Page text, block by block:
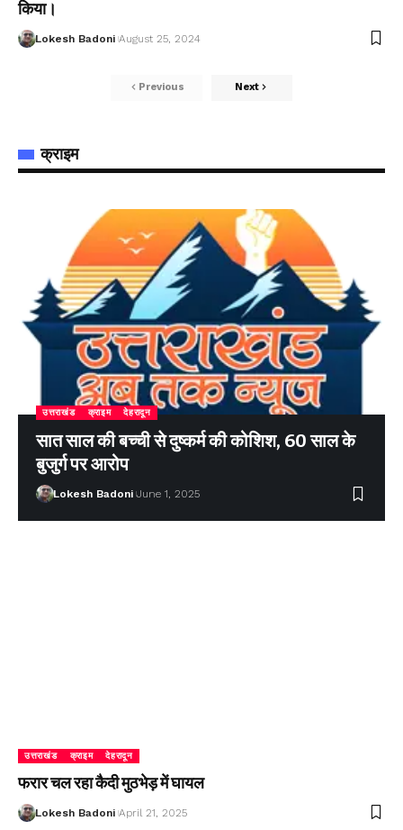
किया।
Lokesh Badoni August 25, 2024
Previous Next
क्राइम
उत्तराखंड क्राइम देहरादून
सात साल की बच्ची से दुष्कर्म की कोशिश, 60 साल के
बुजुर्ग पर आरोप
Lokesh Badoni June 1, 2025
उत्तराखंड क्राइम देहरादून
फरार चल रहा कैदी मुठभेड़ में घायल
Lokesh Badoni April 21, 2025